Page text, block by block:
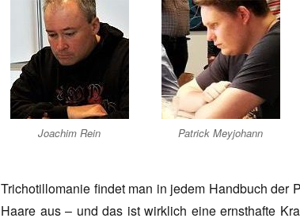
Joachim Rein Patrick Meyjohann
Trichotillomanie findet man in jedem Handbuch
Haare aus – und das ist wirklich eine ernsthafte